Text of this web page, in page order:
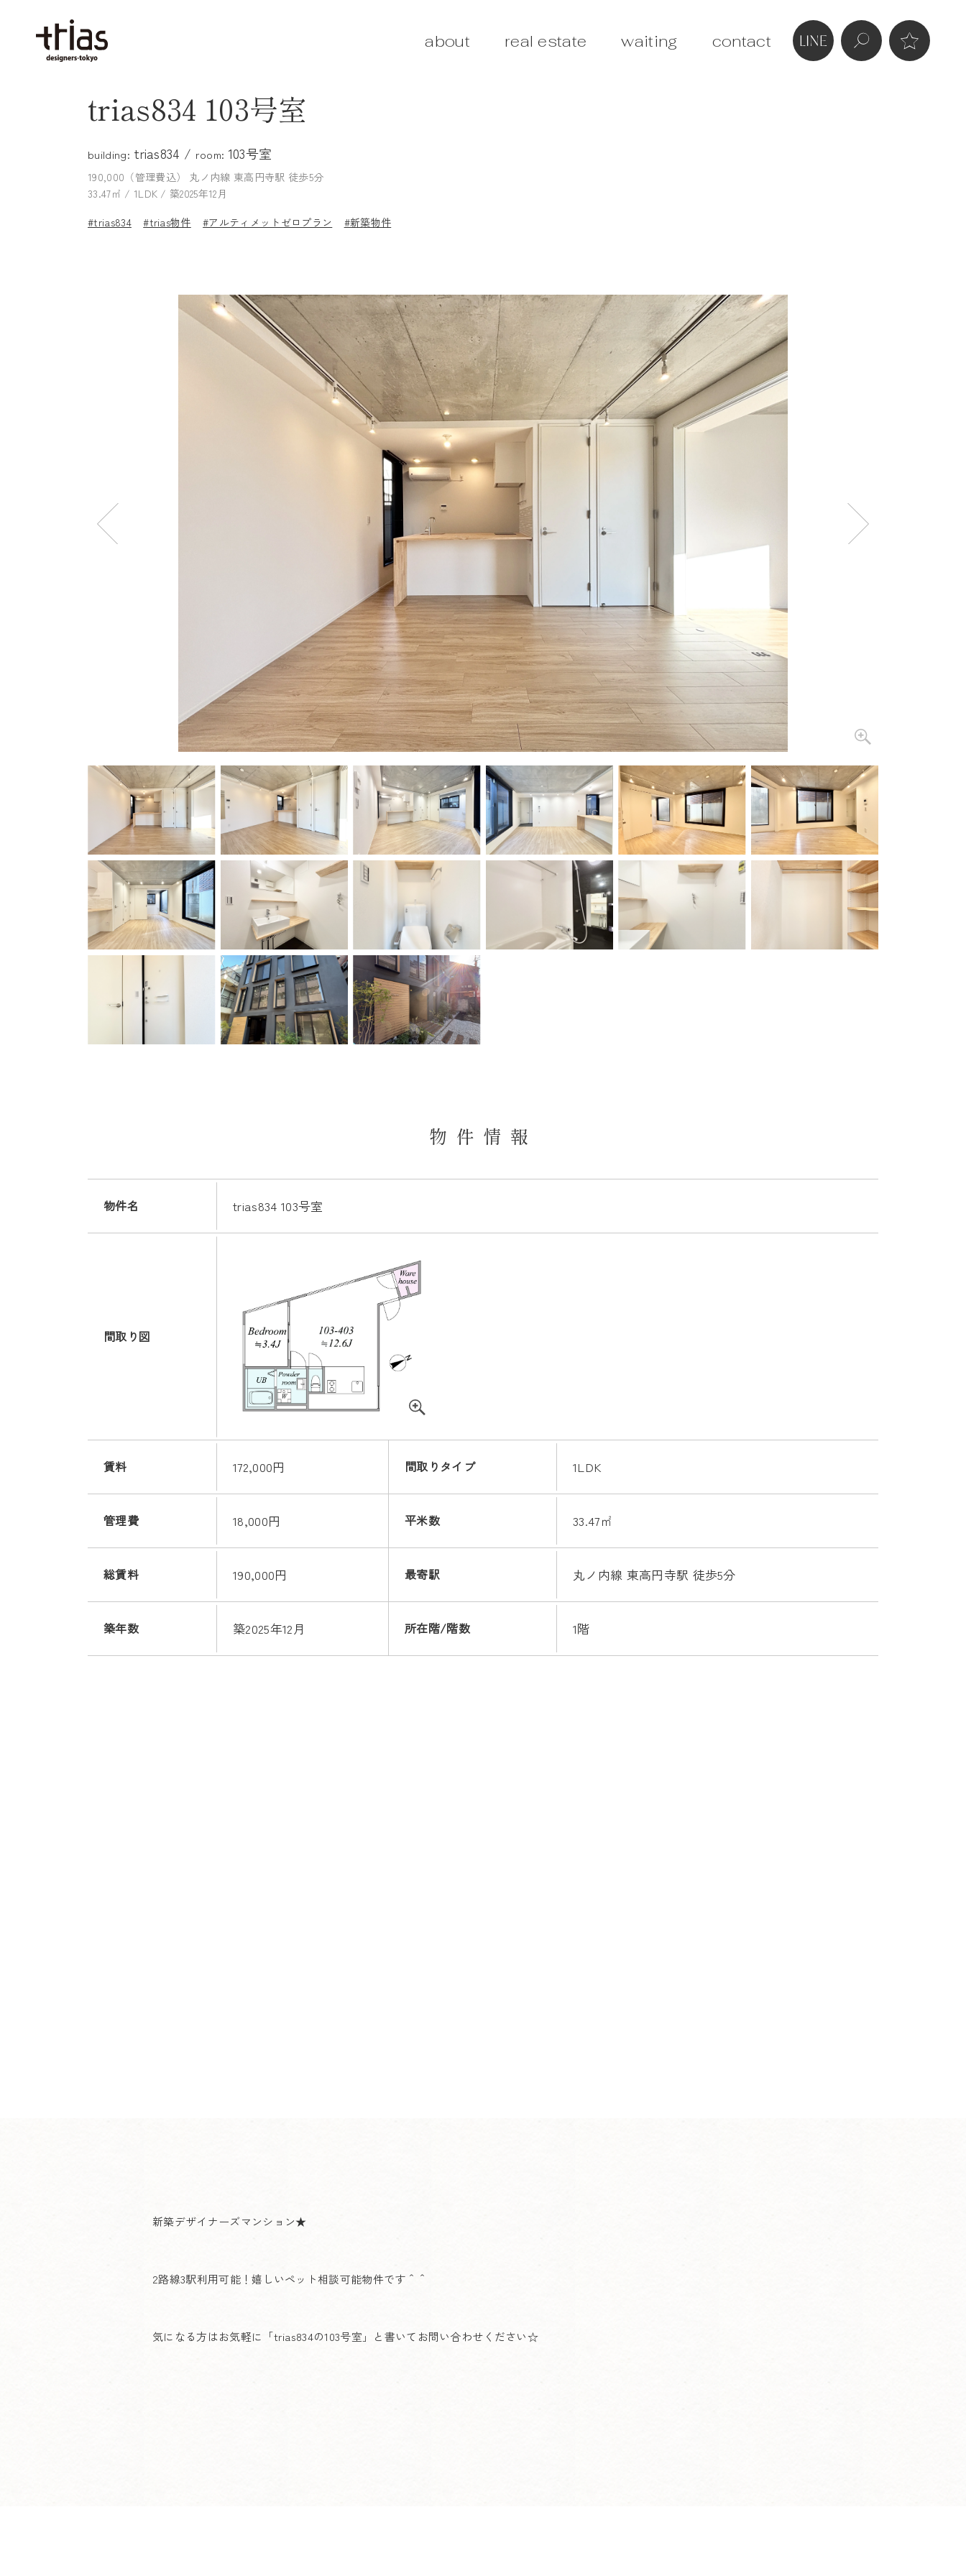
about real estate waiting contact
trias834 103号室
building: trias834 / room: 103号室
190,000（管理費込） 丸ノ内線 東高円寺駅 徒歩5分
33.47㎡ / 1LDK / 築2025年12月
#trias834
#trias物件 #アルティメットゼロプラン #新築物件
物件情報
物件名 trias834 103号室
間取り図
賃料 172,000円 間取りタイプ 1LDK
管理費 18,000円 平米数 33.47㎡
総賃料 190,000円 最寄駅 丸ノ内線 東高円寺駅 徒歩5分
築年数 築2025年12月 所在階/階数 1階
新築デザイナーズマンション★
2路線3駅利用可能！嬉しいペット相談可能物件です＾＾
気になる方はお気軽に「trias834の103号室」と書いてお問い合わせください☆